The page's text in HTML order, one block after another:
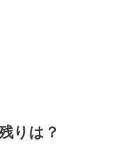
りは？